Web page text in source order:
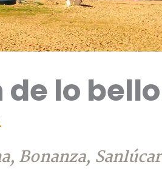
lo bello
Bonanza,